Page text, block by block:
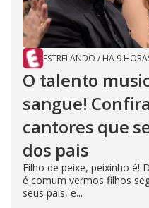
ESTRELANDO / HÁ 9
O talento
sangue!
cantores que
dos pais
Filho de peixe, peixinho é!
é comum vermos filhos
seus pais, e...